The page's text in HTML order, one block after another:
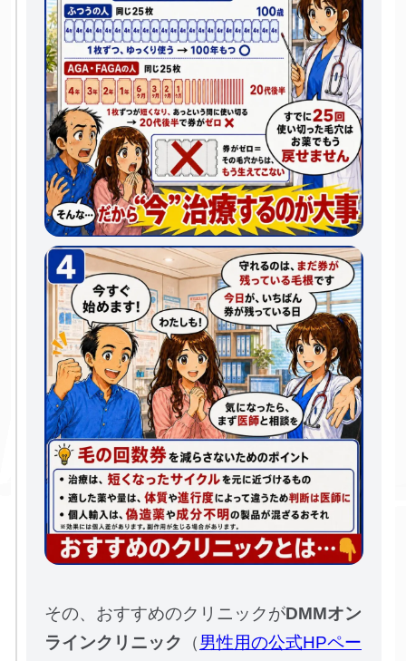
その、おすすめのクリニックがDMMオン
ラインクリニック （男性用の公式HPペー